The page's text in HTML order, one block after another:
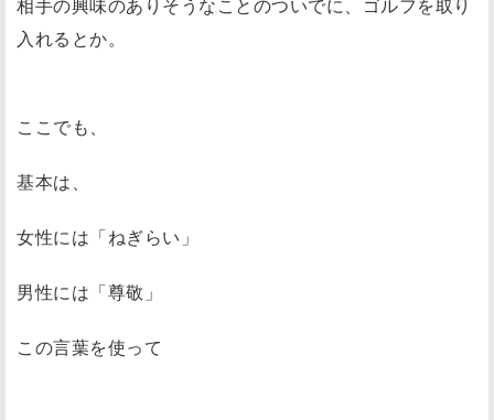
相手の興味のありそうなことのついでに、ゴルフを取り
入れるとか。
ここでも、
基本は、
女性には「ねぎらい」
男性には「尊敬」
この言葉を使って